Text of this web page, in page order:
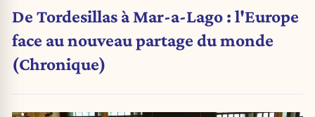
De Tordesillas à Mar-a-Lago : l'Europe
face au nouveau partage du monde
(Chronique)